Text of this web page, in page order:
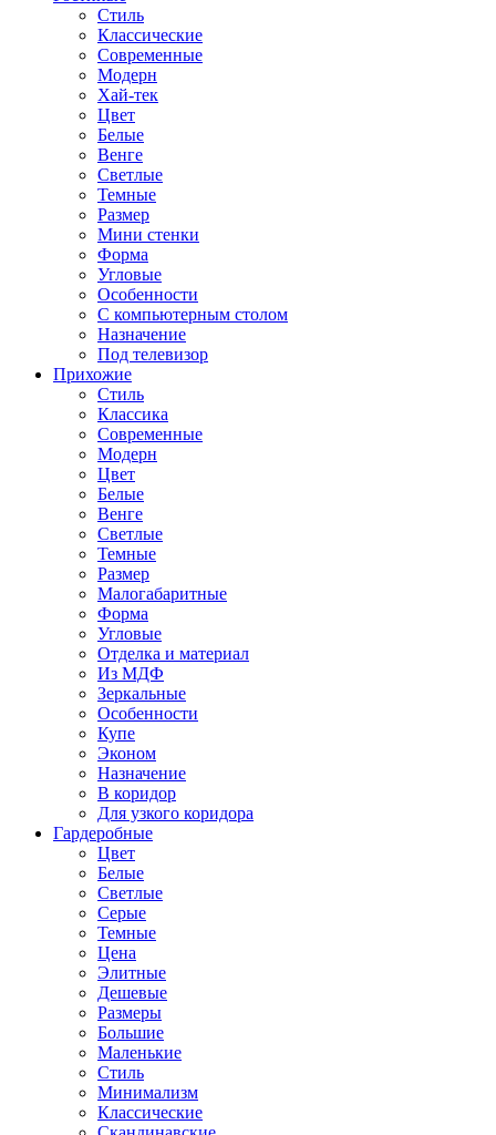
Стиль
Классические
Современные
Модерн
Хай-тек
Цвет
Белые
Венге
Светлые
Темные
Размер
Мини стенки
Форма
Угловые
Особенности
С компьютерным столом
Назначение
Под телевизор
Прихожие
Стиль
Классика
Современные
Модерн
Цвет
Белые
Венге
Светлые
Темные
Размер
Малогабаритные
Форма
Угловые
Отделка и материал
Из МДФ
Зеркальные
Особенности
Купе
Эконом
Назначение
В коридор
Для узкого коридора
Гардеробные
Цвет
Белые
Светлые
Серые
Темные
Цена
Элитные
Дешевые
Размеры
Большие
Маленькие
Стиль
Минимализм
Классические